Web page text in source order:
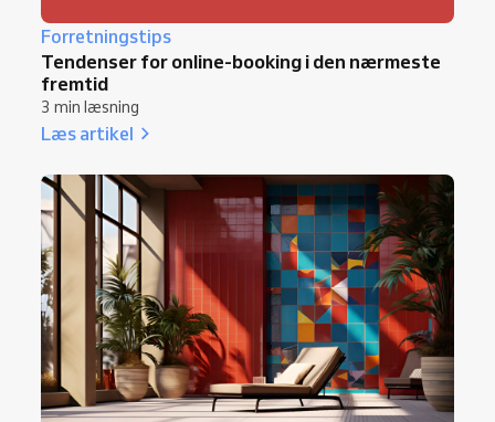
Forretningstips
Tendenser for online-booking i den nærmeste
fremtid
3 min læsning
Læs artikel